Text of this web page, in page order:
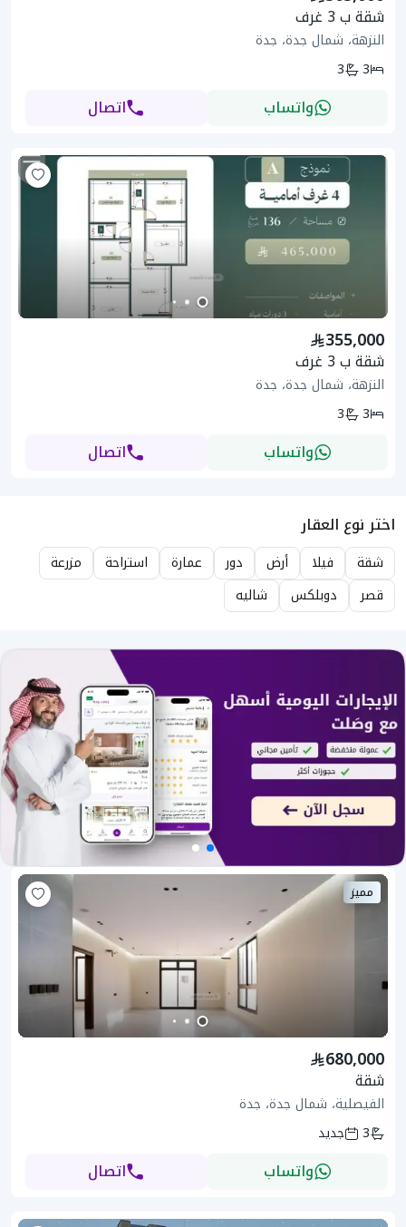
شقة ب 3 غرف
النزهة، شمال جدة، جدة
3
3
واتساب اتصال
355,000
شقة ب 3 غرف
النزهة، شمال جدة، جدة
3
3
واتساب اتصال
اختر نوع العقار
شقة فيلا أرض دور عمارة استراحة
مزرعة
قصر
دوبلكس شاليه
مميز
680,000
شقة
الفيصلية، شمال جدة، جدة
3
جديد
واتساب اتصال